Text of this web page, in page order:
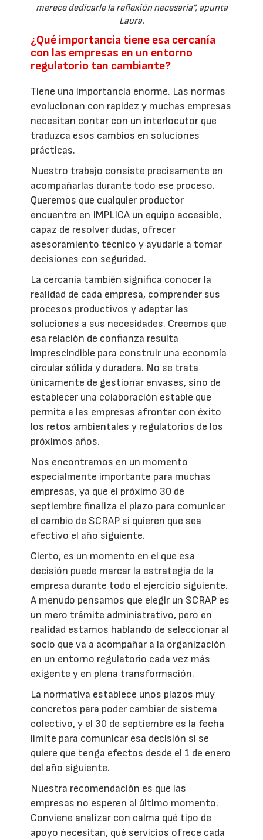
merece dedicarle la reflexión necesaria”, apunta
Laura.
¿Qué importancia tiene esa cercanía
con las empresas en un entorno
regulatorio tan cambiante?
Tiene una importancia enorme. Las normas
evolucionan con rapidez y muchas empresas
necesitan contar con un interlocutor que
traduzca esos cambios en soluciones
prácticas.
Nuestro trabajo consiste precisamente en
acompañarlas durante todo ese proceso.
Queremos que cualquier productor
encuentre en IMPLICA un equipo accesible,
capaz de resolver dudas, ofrecer
asesoramiento técnico y ayudarle a tomar
decisiones con seguridad.
La cercanía también significa conocer la
realidad de cada empresa, comprender sus
procesos productivos y adaptar las
soluciones a sus necesidades. Creemos que
esa relación de confianza resulta
imprescindible para construir una economía
circular sólida y duradera. No se trata
únicamente de gestionar envases, sino de
establecer una colaboración estable que
permita a las empresas afrontar con éxito
los retos ambientales y regulatorios de los
próximos años.
Nos encontramos en un momento
especialmente importante para muchas
empresas, ya que el próximo 30 de
septiembre finaliza el plazo para comunicar
el cambio de SCRAP si quieren que sea
efectivo el año siguiente.
Cierto, es un momento en el que esa
decisión puede marcar la estrategia de la
empresa durante todo el ejercicio siguiente.
A menudo pensamos que elegir un SCRAP es
un mero trámite administrativo, pero en
realidad estamos hablando de seleccionar al
socio que va a acompañar a la organización
en un entorno regulatorio cada vez más
exigente y en plena transformación.
La normativa establece unos plazos muy
concretos para poder cambiar de sistema
colectivo, y el 30 de septiembre es la fecha
límite para comunicar esa decisión si se
quiere que tenga efectos desde el 1 de enero
del año siguiente.
Nuestra recomendación es que las
empresas no esperen al último momento.
Conviene analizar con calma qué tipo de
apoyo necesitan, qué servicios ofrece cada